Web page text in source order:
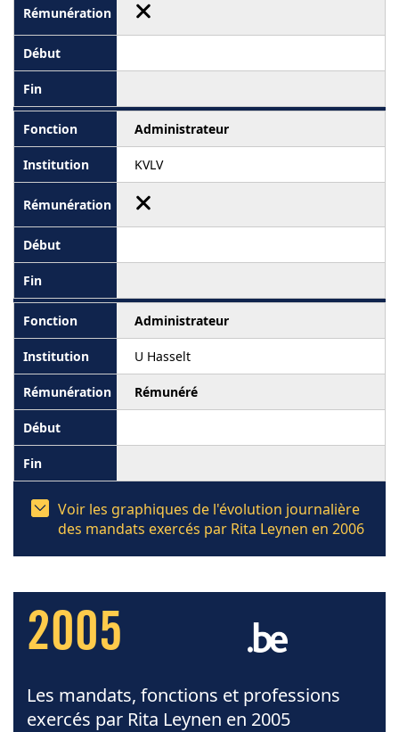
Administrateur
KVLV
Administrateur
U Hasselt
Rémunéré
Voir les graphiques de l'évolution journalière
des mandats exercés par Rita Leynen en 2006
2005
Les mandats, fonctions et professions
exercés par Rita Leynen en 2005